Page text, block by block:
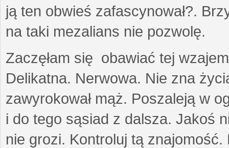
ją ten obwieś zafascynował?.
na taki mezalians nie pozwolę.
Zaczęłam się obawiać tej
Delikatna. Nerwowa. Nie zna
zawyrokował mąż. Poszaleją w
i do tego sąsiad z dalsza. Jakoś
nie grozi. Kontroluj tą